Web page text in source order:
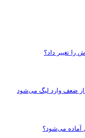
را تغییر داد؟
از ضعف وارد لیگ می‌شود